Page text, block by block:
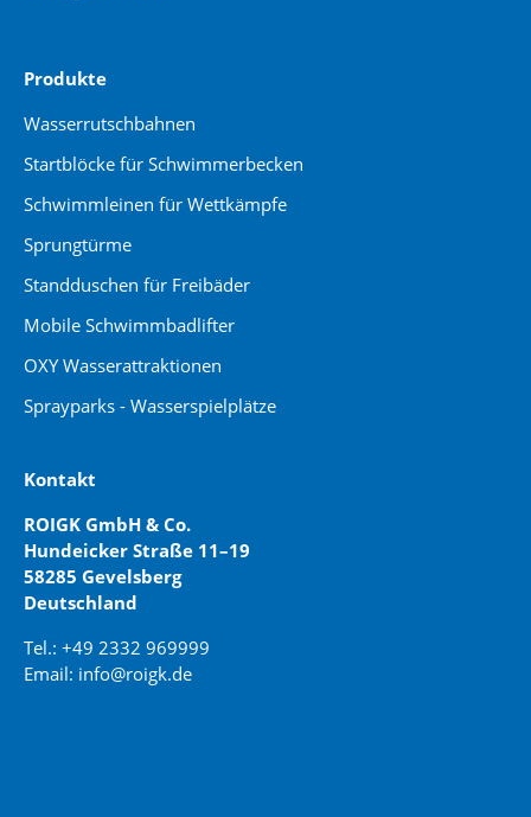
Produkte
Wasserrutschbahnen
Startblöcke für Schwimmerbecken
Schwimmleinen für Wettkämpfe
Sprungtürme
Standduschen für Freibäder
Mobile Schwimmbadlifter
OXY Wasserattraktionen
Sprayparks - Wasserspielplätze
Kontakt
ROIGK GmbH & Co.
Hundeicker Straße 11–19
58285 Gevelsberg
Deutschland
Tel.: +49 2332 969999
Email: info@roigk.de